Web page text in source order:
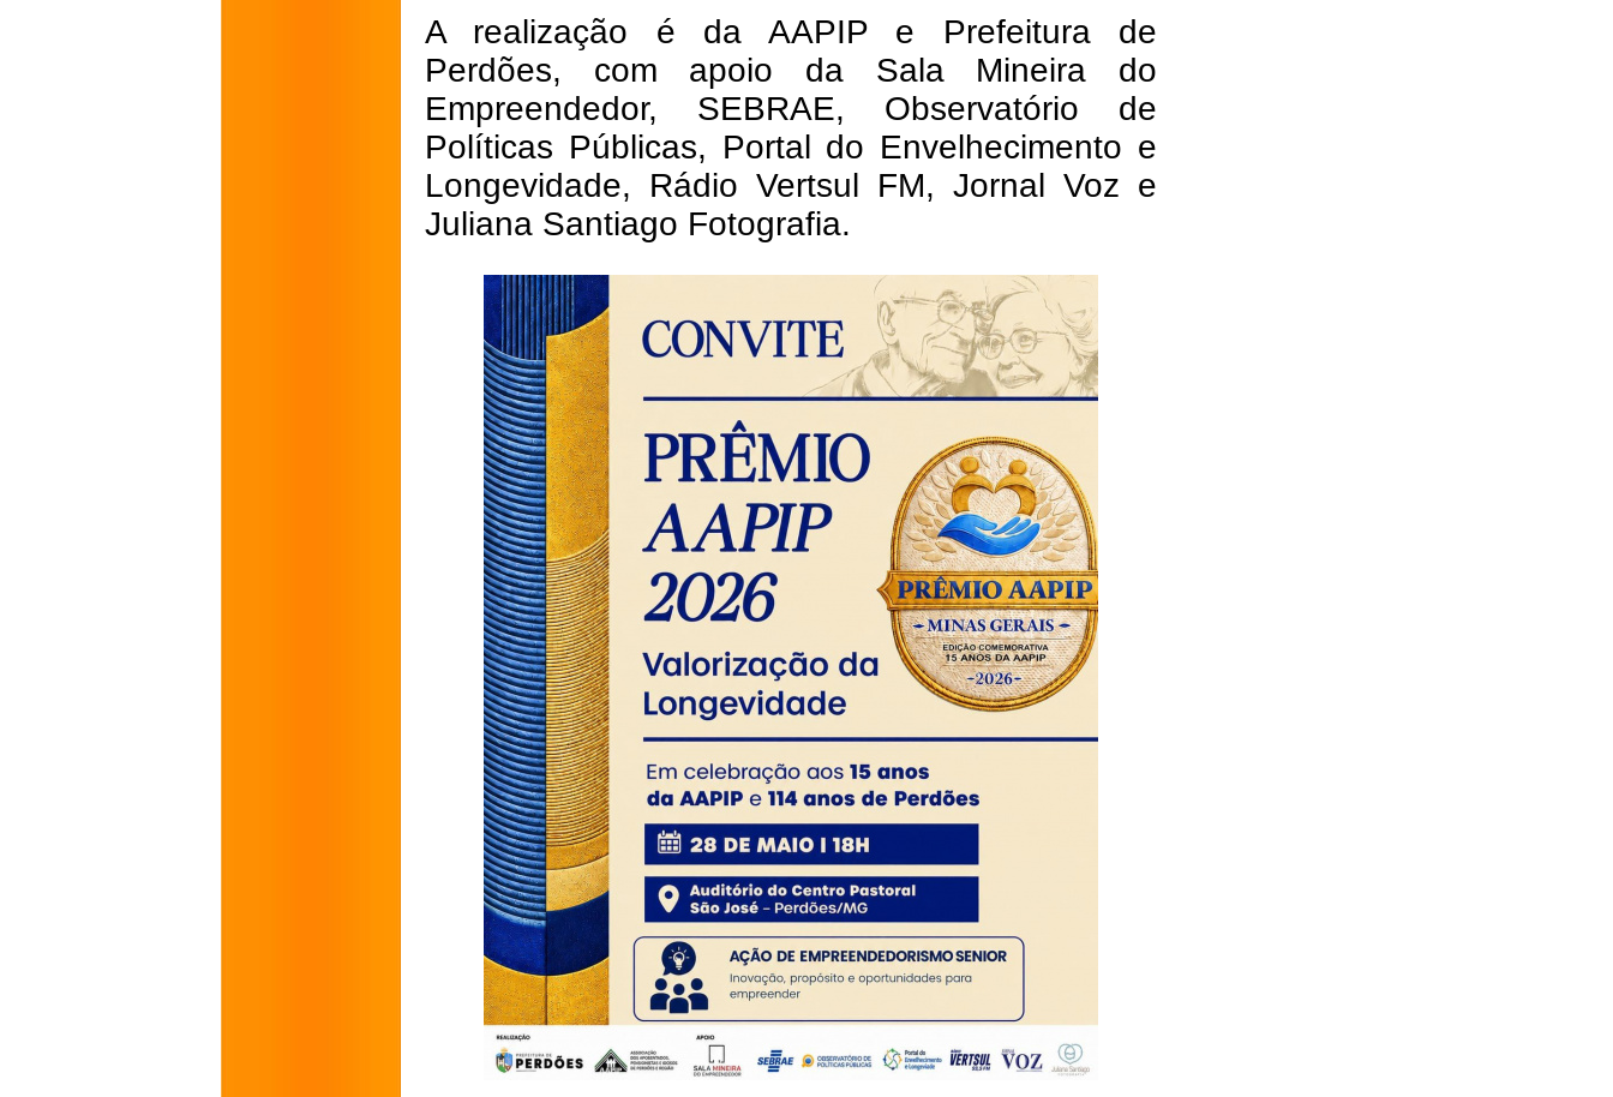
A realização é da AAPIP e Prefeitura de
Perdões, com apoio da Sala Mineira do
Empreendedor, SEBRAE, Observatório de
Políticas Públicas, Portal do Envelhecimento e
Longevidade, Rádio Vertsul FM, Jornal Voz e
Juliana Santiago Fotografia.